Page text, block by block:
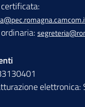
elettronica: